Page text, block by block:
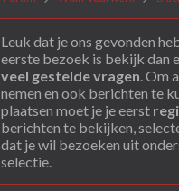
Leuk dat je ons gevonden
eerste bezoek is bekijk dan
veel gestelde vragen. Om
nemen en ook berichten te
plaatsen moet je je eerst
berichten te bekijken,
dat je wil bezoeken uit
selectie.